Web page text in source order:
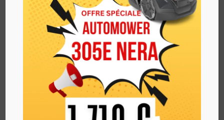
/ TONDEUSE A CONDUCTEUR DEBOUT E-
STANDON132 TORO